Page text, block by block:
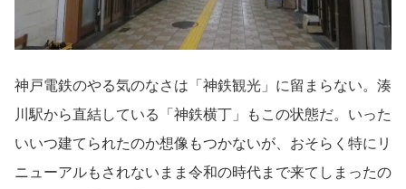
神戸電鉄のやる気のなさは「神鉄観光」に留まらない。湊
川駅から直結している「神鉄横丁」もこの状態だ。いった
いいつ建てられたのか想像もつかないが、おそらく特にリ
ニューアルもされないまま令和の時代まで来てしまったの